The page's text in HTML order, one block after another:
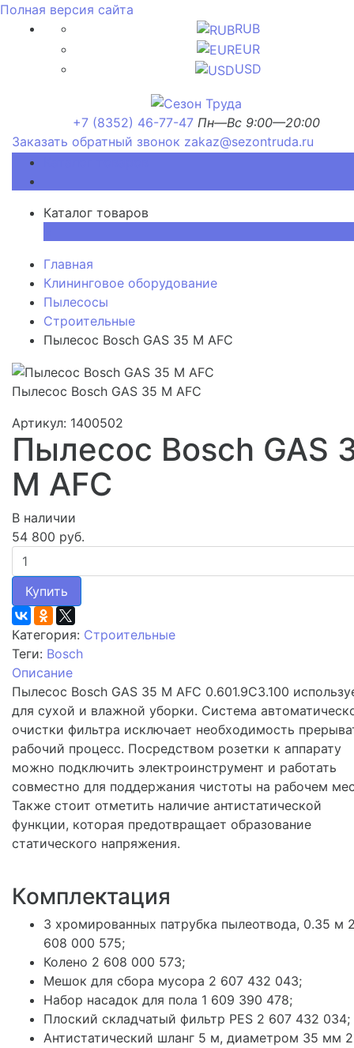
Полная версия сайта
RUB
EUR
USD
+7 (8352) 46-77-47 Пн—Вс 9:00—20:00
Заказать обратный звонок zakaz@sezontruda.ru
Каталог товаров
Главная
Клининговое оборудование
Пылесосы
Строительные
Пылесос Bosch GAS 35 M AFC
Пылесос Bosch GAS 35 M AFC
Артикул: 1400502
Пылесос Bosch GAS
M AFC
В наличии
54 800 руб.
Купить
Категория: Строительные
Теги: Bosch
Описание
Пылесос Bosch GAS 35 M AFC 0.601.9C3.100
для сухой и влажной уборки. Система
очистки фильтра исключает необходимость
рабочий процесс. Посредством розетки к аппарату
можно подключить электроинструмент и работать
совместно для поддержания чистоты на рабочем
Также стоит отметить наличие антистатической
функции, которая предотвращает образование
статического напряжения.
Комплектация
3 хромированных патрубка пылеотвода, 0.35 м
608 000 575;
Колено 2 608 000 573;
Мешок для сбора мусора 2 607 432 043;
Набор насадок для пола 1 609 390 478;
Плоский складчатый фильтр PES 2 607 432 034;
Антистатический шланг 5 м, диаметром 35 мм